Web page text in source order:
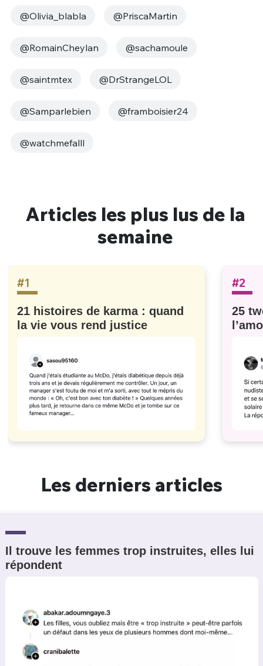
@Olivia_blabla @PriscaMartin
@RomainCheylan @sachamoule
@saintmtex @DrStrangeLOL
@Samparlebien @framboisier24
@watchmefalll
Articles les plus lus de la
semaine
#1
21 histoires de karma : quand
la vie vous rend justice
#2
25
Les derniers articles
Il trouve les femmes trop instruites, elles lui
répondent